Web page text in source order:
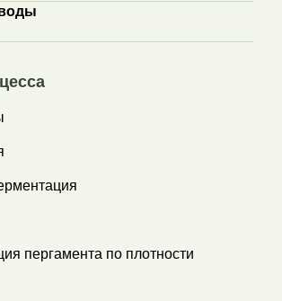
пергамента по плотности